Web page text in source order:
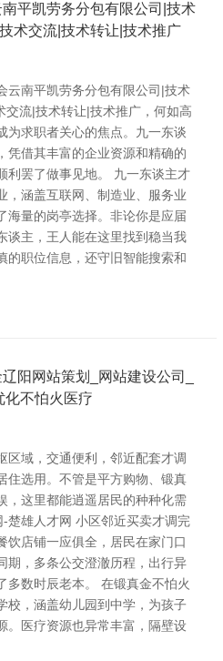
平凯劳务分包有限公司|技术
术交流|技术转让|技术推广
云南平凯劳务分包有限公司|技术
交流|技术转让|技术推广，何如高
为求职者关心的焦点。九一东谈
凭借其丰富的企业资源和精确的
利罢了做事见地。 九一东谈主才
，涵盖互联网、制造业、服务业
海量的岗亭选择。非论你是应届
谈主，王人能在这里找到稳当我
的职位信息，还守旧智能搜索和
阳网站策划_网站建设公司_
化不怕火医疗
区域，交通便利，邻近配套才调
住选用。不管是平方购物、锻真
，这里都能逍遥居民的种种化需
楚雄人才网 小区邻近买卖才调完
饮店铺一应俱全，居民在家门口
期，多条公交澄澈历程，出行异
多数时辰老本。 在锻真金不怕火
校，涵盖幼儿园到中学，为孩子
。医疗资源也异常丰富，隔壁设